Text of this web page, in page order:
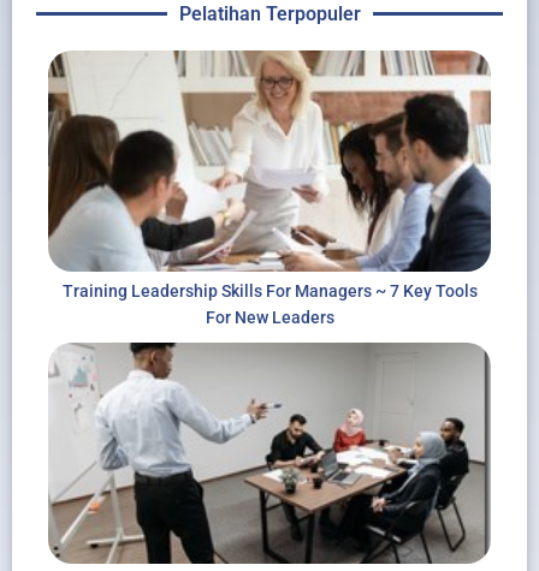
Pelatihan Terpopuler
Training Leadership Skills For Managers ~ 7 Key Tools
For New Leaders